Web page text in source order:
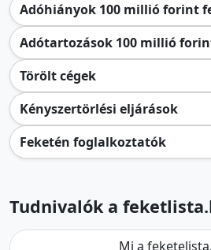
Adóhiányok 100 millió forint
Adótartozások 100 millió
Törölt cégek
Kényszertörlési eljárások
Feketén foglalkoztatók
Tudnivalók a
Mi a